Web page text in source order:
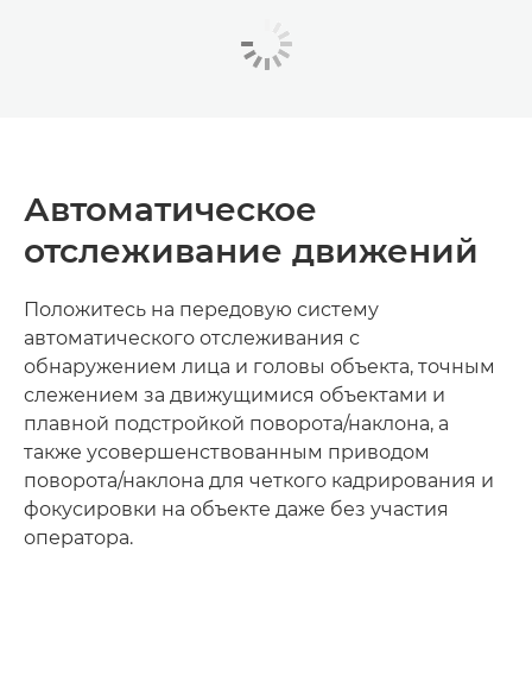
Автоматическое
отслеживание движений
Положитесь на передовую систему
автоматического отслеживания с
обнаружением лица и головы объекта, точным
слежением за движущимися объектами и
плавной подстройкой поворота/наклона, а
также усовершенствованным приводом
поворота/наклона для четкого кадрирования и
фокусировки на объекте даже без участия
оператора.